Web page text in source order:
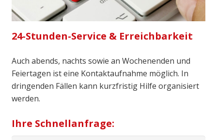
24-Stunden-Service & Erreichbarkeit
Auch abends, nachts sowie an Wochenenden und
Feiertagen ist eine Kontaktaufnahme möglich. In
dringenden Fällen kann kurzfristig Hilfe organisiert
werden.
Ihre Schnellanfrage: